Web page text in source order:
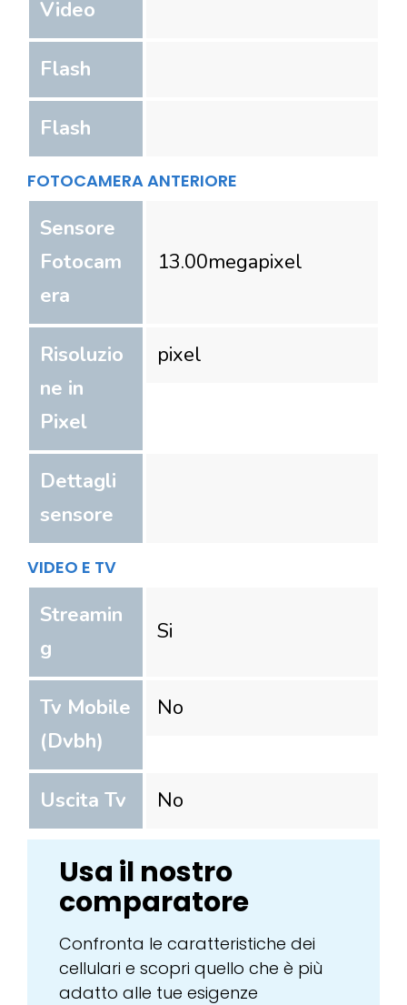
Video
Flash
Flash
FOTOCAMERA ANTERIORE
Sensore
Fotocam
era
13.00megapixel
Risoluzio
ne in
Pixel
pixel
Dettagli
sensore
VIDEO E TV
Streamin
g
Si
Tv Mobile
(Dvbh)
No
Uscita Tv No
Usa il nostro
comparatore
Confronta le caratteristiche dei
cellulari e scopri quello che è più
adatto alle tue esigenze